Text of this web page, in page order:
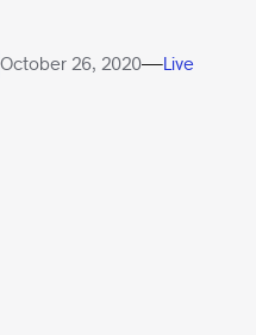
October 26, 2020—Live